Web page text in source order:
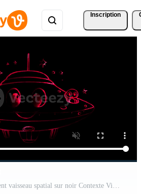
Inscription
néon Cadre effet, content vaisseau spatial sur noir Contexte Vidéo Gratuite